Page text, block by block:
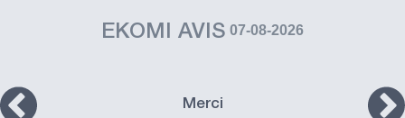
EKOMI AVIS 07-08-2026
Merci